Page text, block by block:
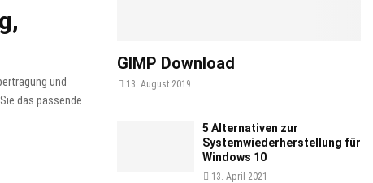
und
das passende
GIMP Download
13. August 2019
5 Alternativen zur
Systemwiederherstellung für
Windows 10
13. April 2021